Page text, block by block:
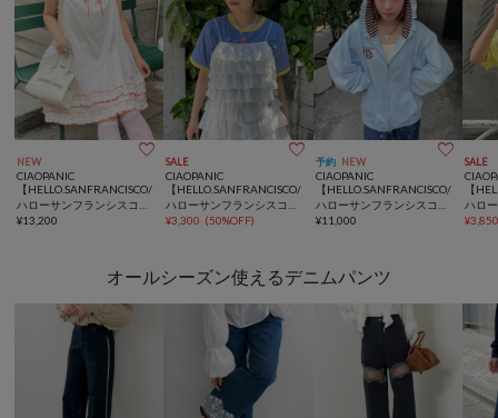
NEW 
CIAOPANIC
【HELLO.SANFRANCISCO/
ハローサンフランシスコ】
シャーリングフリルメロウ
¥13,200
SALE 
CIAOPANIC
【HELLO.SANFRANCISCO/
ハローサンフランシスコ】
ラメドットフリルキャミ
¥3,300 (50%OFF)
予約 NEW 
CIAOPANIC
【HELLO.SANFRANCISCO/
ハローサンフランシスコ】
ボーダーワッペンフリルジ
¥11,000
SALE
【
ハロ
裾フ
¥
オールシーズン使えるデニムパンツ